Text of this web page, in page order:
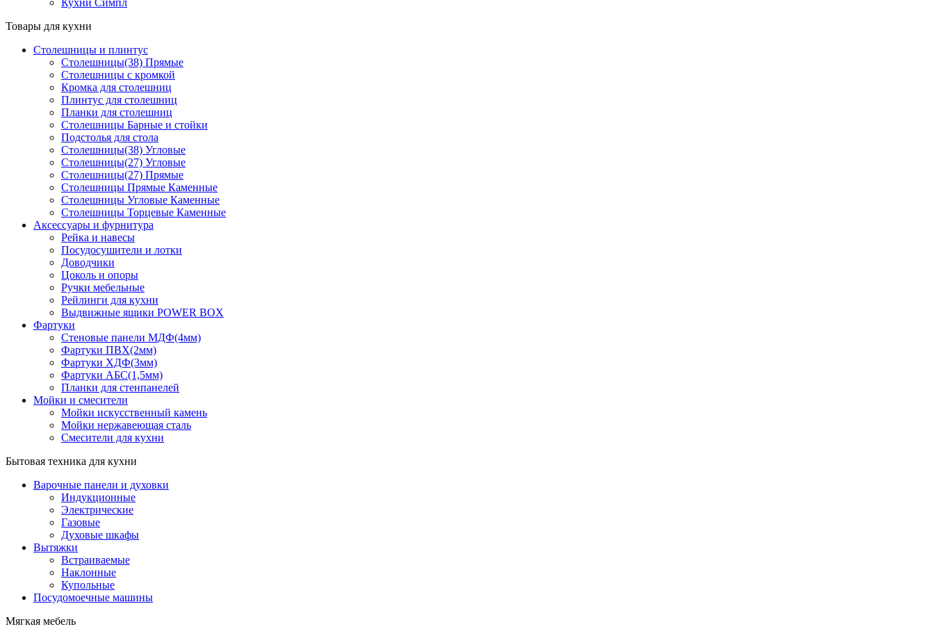
Кухни Симпл
Товары для кухни
Столешницы и плинтус
Столешницы(38) Прямые
Столешницы с кромкой
Кромка для столешниц
Плинтус для столешниц
Планки для столешниц
Столешницы Барные и стойки
Подстолья для стола
Столешницы(38) Угловые
Столешницы(27) Угловые
Столешницы(27) Прямые
Столешницы Прямые Каменные
Столешницы Угловые Каменные
Столешницы Торцевые Каменные
Аксессуары и фурнитура
Рейка и навесы
Посудосушители и лотки
Доводчики
Цоколь и опоры
Ручки мебельные
Рейлинги для кухни
Выдвижные ящики POWER BOX
Фартуки
Стеновые панели МДФ(4мм)
Фартуки ПВХ(2мм)
Фартуки ХДФ(3мм)
Фартуки АБС(1,5мм)
Планки для стенпанелей
Мойки и смесители
Мойки искусственный камень
Мойки нержавеющая сталь
Смесители для кухни
Бытовая техника для кухни
Варочные панели и духовки
Индукционные
Электрические
Газовые
Духовые шкафы
Вытяжки
Встраиваемые
Наклонные
Купольные
Посудомоечные машины
Мягкая мебель